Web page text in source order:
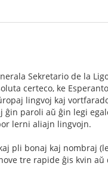
Sekretario de la
certeco, ke
lingvoj kaj
paroli aŭ ĝin legi
lerni aliajn lingvojn.
pli bonaj kaj nombraj
tre rapide ĝis kvin